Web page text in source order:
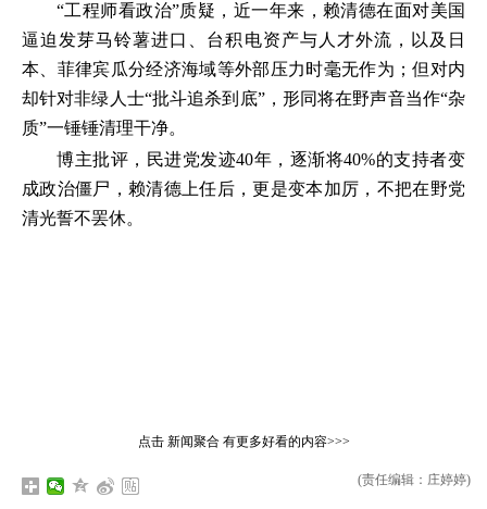
“工程师看政治”质疑，近一年来，赖清德在面对美国
逼迫发芽马铃薯进口、台积电资产与人才外流，以及日
本、菲律宾瓜分经济海域等外部压力时毫无作为；但对内
却针对非绿人士“批斗追杀到底”，形同将在野声音当作“杂
质”一锤锤清理干净。
博主批评，民进党发迹40年，逐渐将40%的支持者变
成政治僵尸，赖清德上任后，更是变本加厉，不把在野党
清光誓不罢休。
点击 新闻聚合有更多好看的内容>>>
(责任编辑：庄婷婷)